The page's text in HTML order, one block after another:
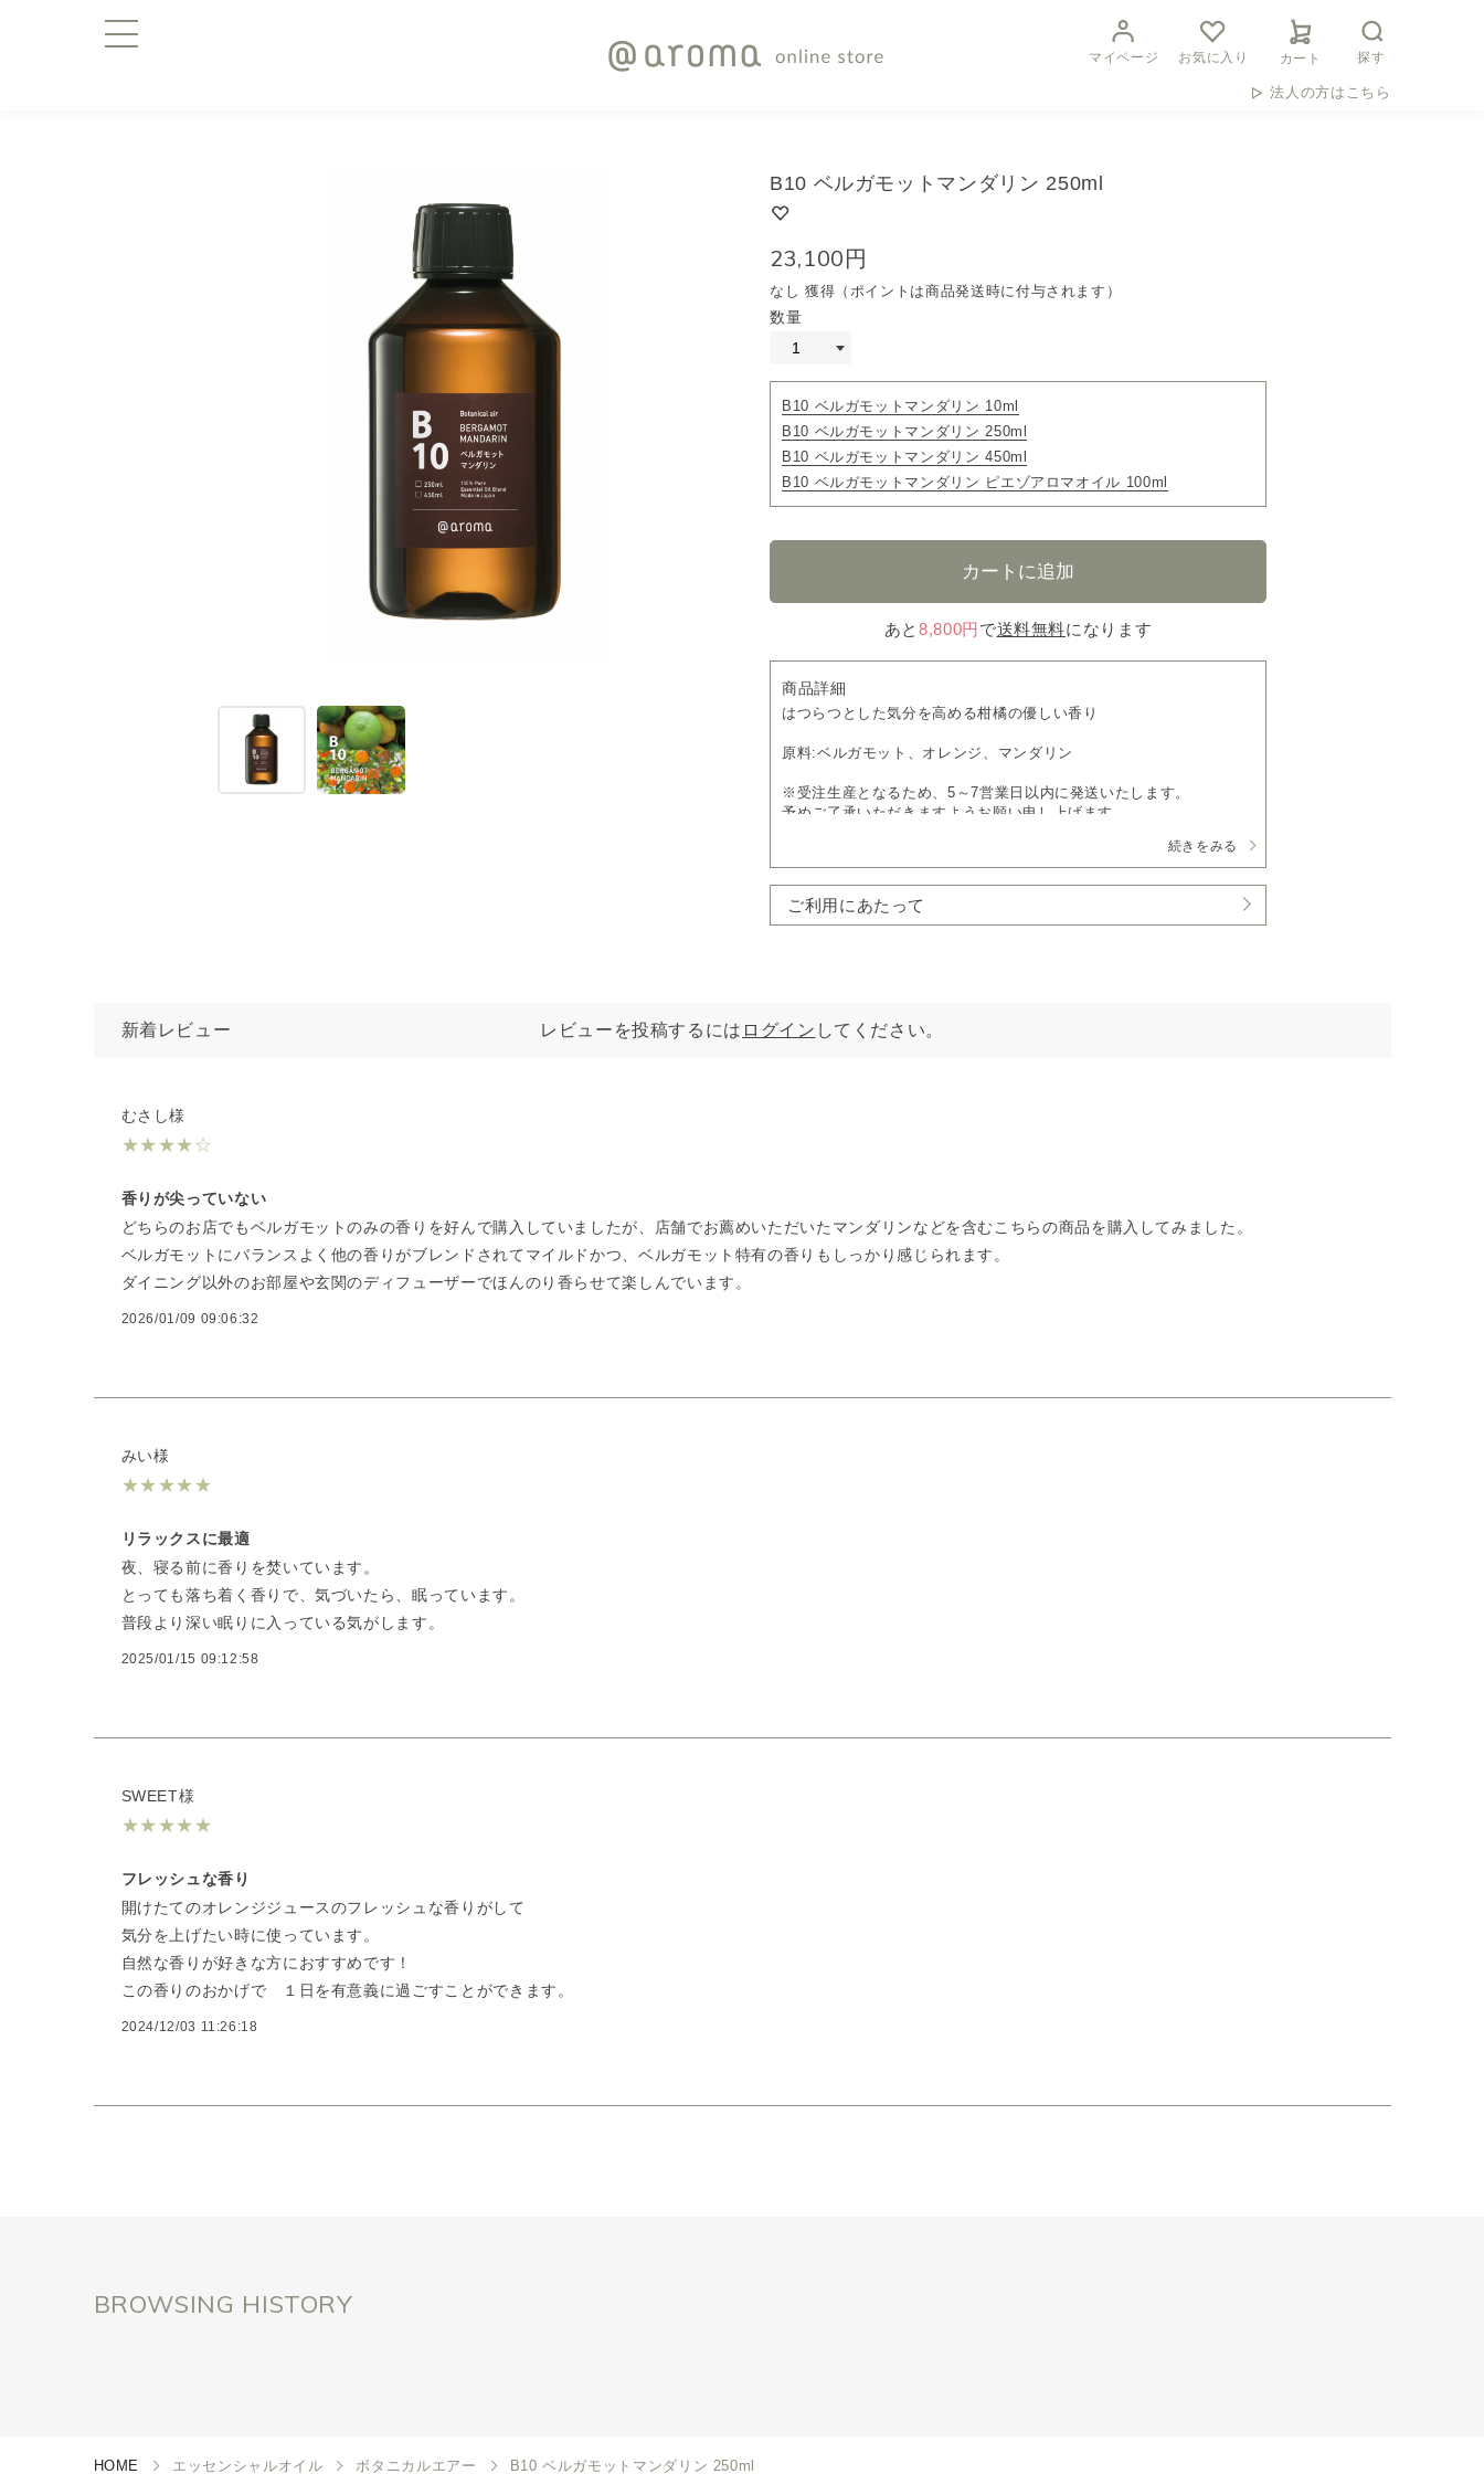
マイページ お気に入り カート 探す
法人の方はこちら
B10 ベルガモットマンダリン 250ml
23,100円
なし 獲得（ポイントは商品発送時に付与されます）
数量
B10 ベルガモットマンダリン 10ml
B10 ベルガモットマンダリン 250ml
B10 ベルガモットマンダリン 450ml
B10 ベルガモットマンダリン ピエゾアロマオイル 100ml
あと8,800円 で送料無料になります
商品詳細
はつらつとした気分を高める柑橘の優しい香り
原料:ベルガモット、オレンジ、マンダリン
※受注生産となるため、5～7営業日以内に発送いたします。
予めご了承いただきますようお願い申し上げます。
続きをみる
ご利用にあたって
新着レビュー レビューを投稿するには ログイン してください。
むさし様
★★★★☆
香りが尖っていない
どちらのお店でもベルガモットのみの香りを好んで購入していましたが、店舗でお薦めいただいたマンダリンなどを含むこちらの商品を購入してみました。
ベルガモットにバランスよく他の香りがブレンドされてマイルドかつ、ベルガモット特有の香りもしっかり感じられます。
ダイニング以外のお部屋や玄関のディフューザーでほんのり香らせて楽しんでいます。
2026/01/09 09:06:32
みい様
★★★★★
リラックスに最適
夜、寝る前に香りを焚いています。
とっても落ち着く香りで、気づいたら、眠っています。
普段より深い眠りに入っている気がします。
2025/01/15 09:12:58
SWEET様
★★★★★
フレッシュな香り
開けたてのオレンジジュースのフレッシュな香りがして
気分を上げたい時に使っています。
自然な香りが好きな方におすすめです！
この香りのおかげで １日を有意義に過ごすことができます。
2024/12/03 11:26:18
BROWSING HISTORY
HOME エッセンシャルオイル ボタニカルエアー B10 ベルガモットマンダリン 250ml